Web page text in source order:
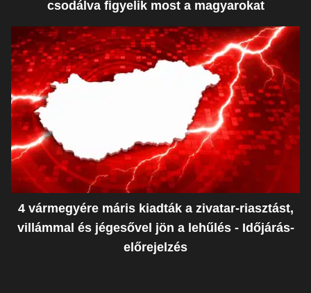
csodálva figyelik most a magyarokat
4 vármegyére máris kiadták a zivatar-riasztást,
villámmal és jégesővel jön a lehűlés - Időjárás-
előrejelzés